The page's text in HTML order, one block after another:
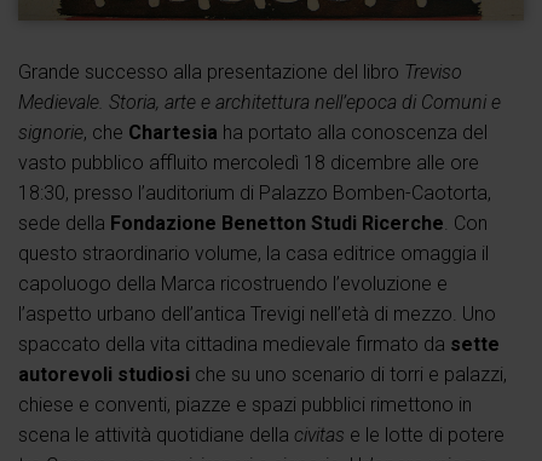
Grande successo alla presentazione del libro Treviso
Medievale. Storia, arte e architettura nell’epoca di Comuni e
signorie, che Chartesia ha portato alla conoscenza del
vasto pubblico affluito mercoledì 18 dicembre alle ore
18:30, presso l’auditorium di Palazzo Bomben-Caotorta,
sede della Fondazione Benetton Studi Ricerche. Con
questo straordinario volume, la casa editrice omaggia il
capoluogo della Marca ricostruendo l’evoluzione e
l’aspetto urbano dell’antica Trevigi nell’età di mezzo. Uno
spaccato della vita cittadina medievale firmato da sette
autorevoli studiosi che su uno scenario di torri e palazzi,
chiese e conventi, piazze e spazi pubblici rimettono in
scena le attività quotidiane della civitas e le lotte di potere